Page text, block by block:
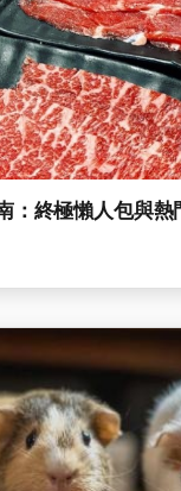
：終極懶人包與熱